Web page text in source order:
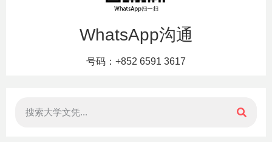
WhatsApp沟通
号码：+852 6591 3617